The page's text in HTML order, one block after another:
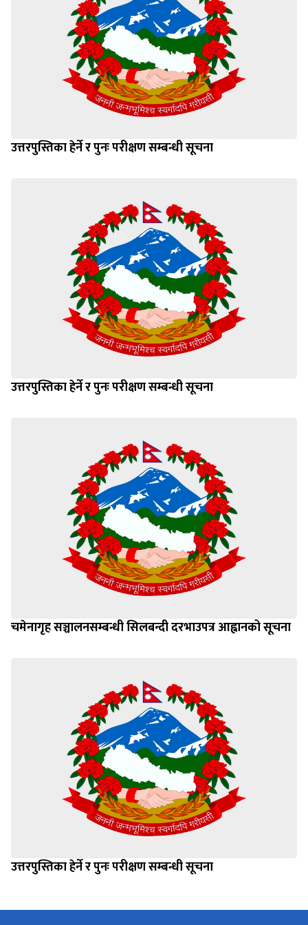
उत्तरपुस्तिका हेर्ने र पुनः परीक्षण सम्बन्धी सूचना
उत्तरपुस्तिका हेर्ने र पुनः परीक्षण सम्बन्धी सूचना
चमेनागृह सञ्चालनसम्बन्धी सिलबन्दी दरभाउपत्र आह्वानको सूचना
उत्तरपुस्तिका हेर्ने र पुनः परीक्षण सम्बन्धी सूचना